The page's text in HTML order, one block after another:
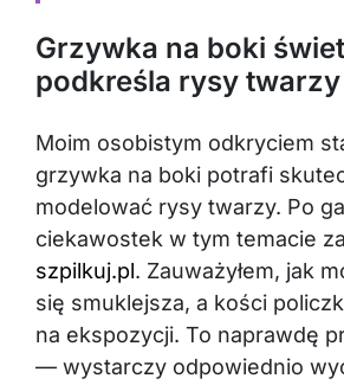
Grzywka na boki
podkreśla rysy twarzy
Moim osobistym odkryciem
grzywka na boki potrafi
modelować rysy twarzy. Po
ciekawostek w tym temacie
szpilkuj.pl. Zauważyłem, jak
się smuklejsza, a kości
na ekspozycji. To naprawdę
— wystarczy odpowiednio